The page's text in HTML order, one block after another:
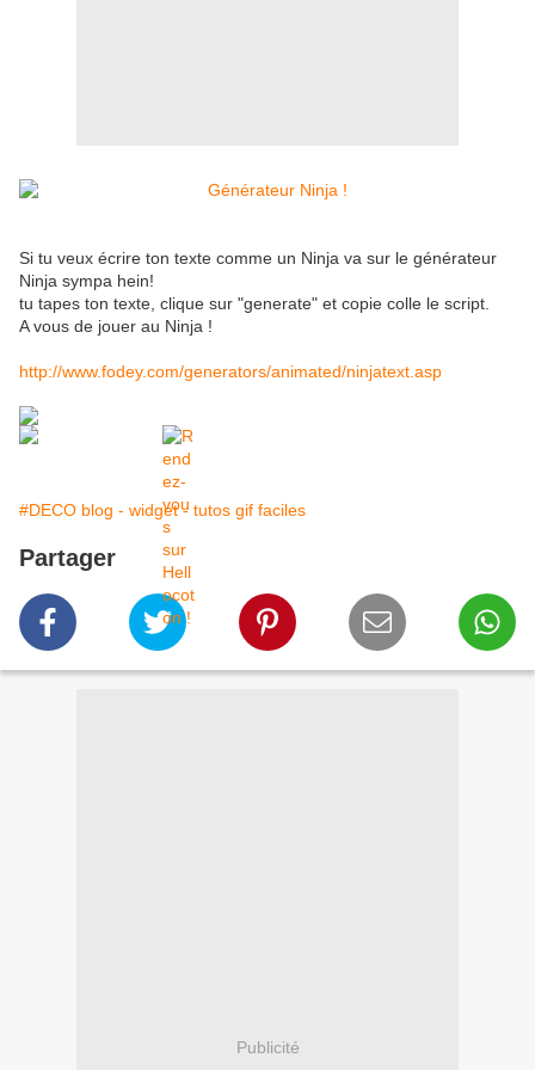
Si tu veux écrire ton texte comme un Ninja va sur le générateur
Ninja sympa hein!
tu tapes ton texte, clique sur "generate" et copie colle le script.
A vous de jouer au Ninja !
http://www.fodey.com/generators/animated/ninjatext.asp
#DECO blog - widget - tutos gif faciles
Partager
Publicité